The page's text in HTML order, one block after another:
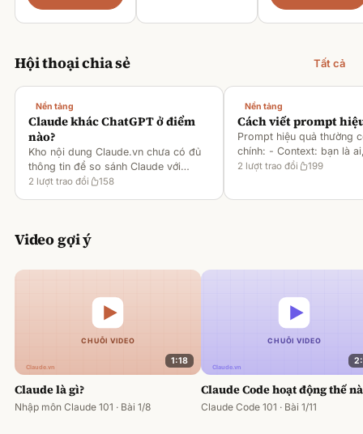
Hội thoại chia sẻ Tất cả
Nền tảng
Claude khác ChatGPT ở điểm
nào?
Kho nội dung Claude.vn chưa có đủ
thông tin để so sánh Claude với
ChatGPT. Hiện chỉ có tài liệu về
2 lượt trao đổi 158
Nền tảng
Cách viết prompt
Prompt hiệu quả thường
chính: - Context: bạn là
gì [1][2][6] - Task: muốn
2 lượt trao đổi 199
Video gợi ý
1:18
Claude là gì?
Nhập môn Claude 101 · Bài 1/8
Claude Code hoạt động thế
Claude Code 101 · Bài 1/11